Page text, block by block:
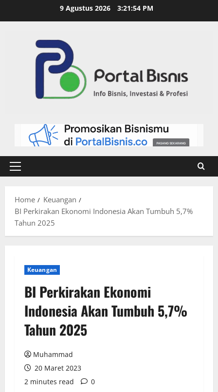
9 Agustus 2026 3:21:54 PM
Home
Keuangan
BI Perkirakan Ekonomi Indonesia Akan Tumbuh 5,7%
Tahun 2025
Keuangan
BI Perkirakan Ekonomi
Indonesia Akan Tumbuh 5,7%
Tahun 2025
Muhammad
20 Maret 2023
2 minutes read
0